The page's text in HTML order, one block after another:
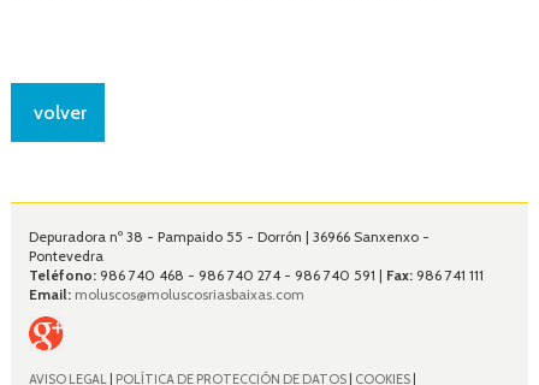
volver
Depuradora nº 38 - Pampaido 55 - Dorrón | 36966 Sanxenxo -
Pontevedra
Teléfono:986 740 468 - 986 740 274 - 986 740 591 | Fax:986 741 111
Email: moluscos@moluscosriasbaixas.com
AVISO LEGAL| POLÍTICA DE PROTECCIÓN DE DATOS| COOKIES|